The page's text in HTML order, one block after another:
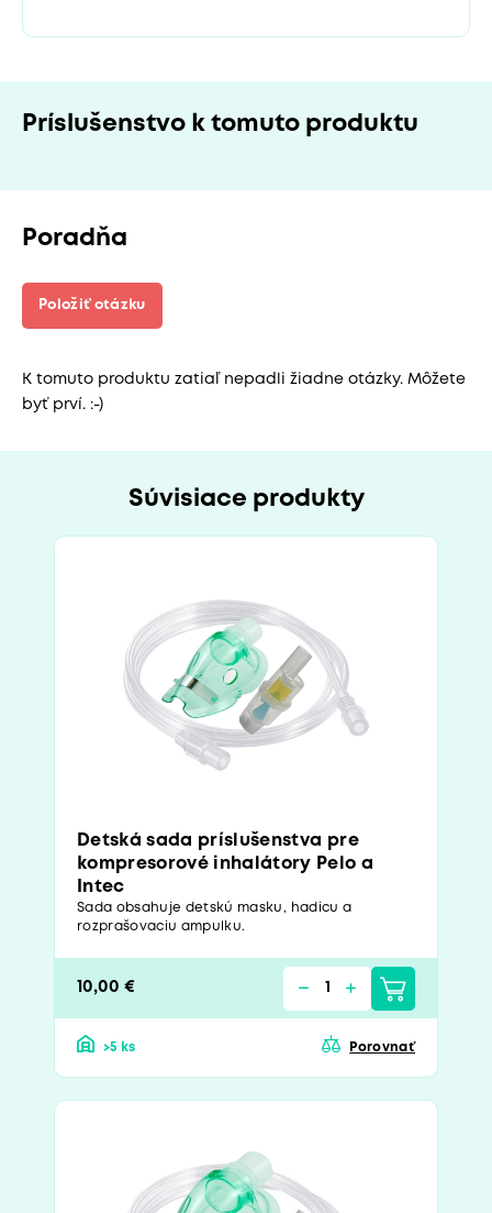
Príslušenstvo k tomuto produktu
Poradňa
Položiť otázku
K tomuto produktu zatiaľ nepadli žiadne otázky. Môžete
byť prví. :-)
Súvisiace produkty
Detská sada príslušenstva pre
kompresorové inhalátory Pelo a
Intec
Sada obsahuje detskú masku, hadicu a
rozprašovaciu ampulku.
10,00 €
>5 ks Porovnať